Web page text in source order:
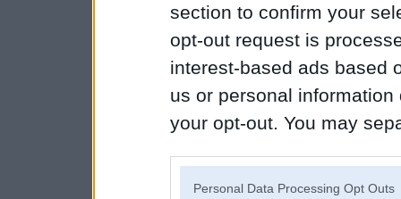
section to confirm your
opt-out request is
interest-based ads based
us or personal
your opt-out. You may
Personal Data Processing Opt Outs